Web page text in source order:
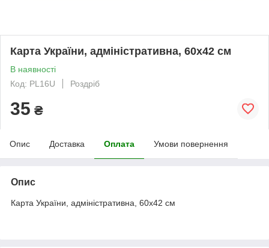
Карта України, адміністративна, 60х42 см
В наявності
Код: PL16U
Роздріб
35 ₴
Опис Доставка Оплата Умови повернення
Опис
Карта України, адміністративна, 60х42 см